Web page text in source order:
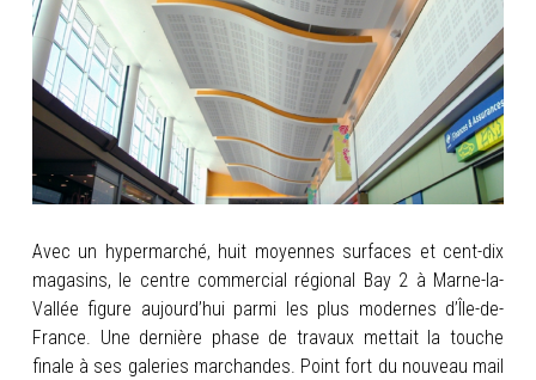
PORTFOLIO
CONTACT
Avec un hypermarché, huit moyennes surfaces et cent-dix
magasins, le centre commercial régional Bay 2 à Marne-la-
Vallée figure aujourd’hui parmi les plus modernes d’Île-de-
France. Une dernière phase de travaux mettait la touche
finale à ses galeries marchandes. Point fort du nouveau mail